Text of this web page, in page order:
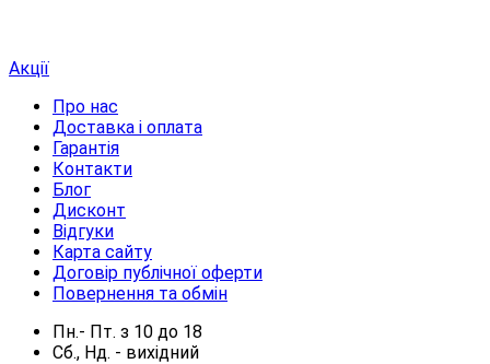
Акції
Про нас
Доставка і оплата
Гарантія
Контакти
Блог
Дисконт
Відгуки
Карта сайту
Договір публічної оферти
Повернення та обмін
Пн.- Пт. з 10 до 18
Сб., Нд. - вихідний